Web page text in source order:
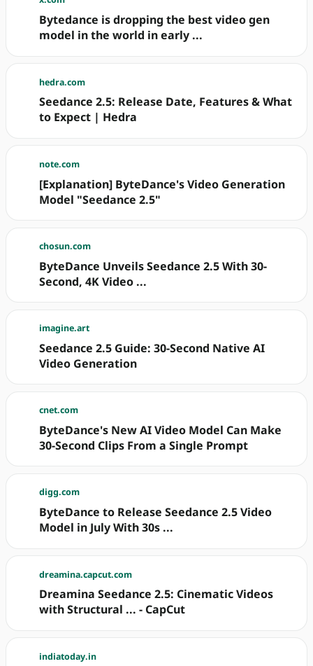
Bytedance is dropping the best video gen
model in the world in early ...
hedra.com
Seedance 2.5: Release Date, Features & What
to Expect | Hedra
note.com
[Explanation] ByteDance's Video Generation
Model "Seedance 2.5"
chosun.com
ByteDance Unveils Seedance 2.5 With 30-
Second, 4K Video ...
imagine.art
Seedance 2.5 Guide: 30-Second Native AI
Video Generation
cnet.com
ByteDance's New AI Video Model Can Make
30-Second Clips From a Single Prompt
digg.com
ByteDance to Release Seedance 2.5 Video
Model in July With 30s ...
dreamina.capcut.com
Dreamina Seedance 2.5: Cinematic Videos
with Structural ... - CapCut
indiatoday.in